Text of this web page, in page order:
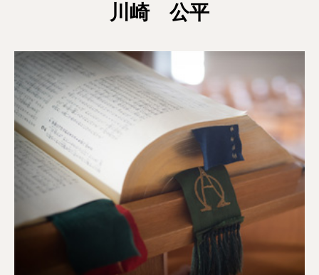
川崎 公平